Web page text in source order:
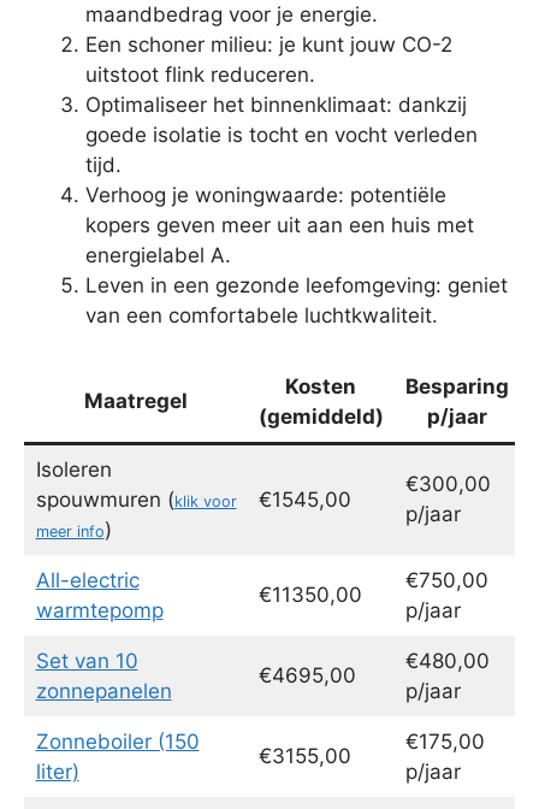
maandbedrag voor je energie.
Een schoner milieu: je kunt jouw CO-2
uitstoot flink reduceren.
Optimaliseer het binnenklimaat: dankzij
goede isolatie is tocht en vocht verleden
tijd.
Verhoog je woningwaarde: potentiële
kopers geven meer uit aan een huis met
energielabel A.
Leven in een gezonde leefomgeving: geniet
van een comfortabele luchtkwaliteit.
Maatregel
Kosten
(gemiddeld)
Besparing
p/jaar
Isoleren
spouwmuren (klik voor
meer info)
€1545,00
€300,00
p/jaar
All-electric
warmtepomp
€11350,00
€750,00
p/jaar
Set van 10
zonnepanelen
€4695,00
€480,00
p/jaar
Zonneboiler (150
liter)
€3155,00
€175,00
p/jaar